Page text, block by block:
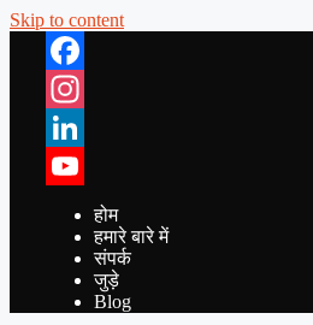
Skip to content
Facebook
Instagram
LinkedIn
YouTube
होम
हमारे बारे में
संपर्क
जुड़े
Blog